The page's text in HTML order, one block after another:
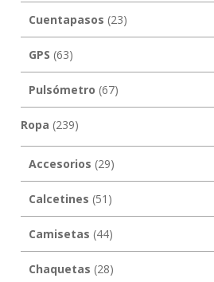
Cuentapasos (23)
GPS (63)
Pulsómetro (67)
Ropa (239)
Accesorios (29)
Calcetines (51)
Camisetas (44)
Chaquetas (28)